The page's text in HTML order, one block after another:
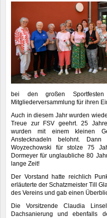
bei den großen
Mitgliederversammlung für ihren
Auch in diesem Jahr wurden
Treue zur FSV geehrt. 25
wurden mit einem kleinen
Anstecknadeln belohnt.
Woyzechowski für stolze 75
Dormeyer für unglaubliche 80
lange Zeit!
Der Vorstand hatte reichlich
erläuterte der Schatzmeister Till
des Vereins und gab einen
Die Vorsitzende Claudia
Dachsanierung und